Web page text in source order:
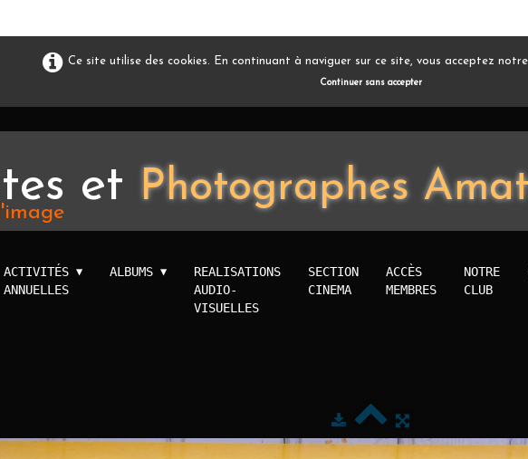
Ce site utilise des cookies. En continuant à naviguer sur ce site, vous acceptez
Continuer sans accepter
et Photographes
ACTIVITÉS
ANNUELLES
▼ ALBUMS▼
REALISATIONS
AUDIO-
VISUELLES
SECTION
CINEMA
ACCÈS
MEMBRES
NOTRE
CLUB